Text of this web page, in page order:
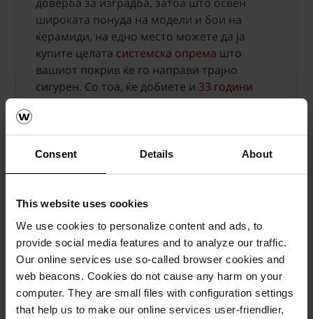
Consent Details About
This website uses cookies
We use cookies to personalize content and ads, to
provide social media features and to analyze our traffic.
Our online services use so-called browser cookies and
web beacons. Cookies do not cause any harm on your
computer. They are small files with configuration settings
that help us to make our online services user-friendlier,
широката понуда на модели и бои на
ќерамиди, на едно место можете да ја
купите целата системска опрема што
вашиот покрив ќе го направи трајно
сигурен. Со тоа, ќе добиете и 33 години
гаранција, а елементите за дополнителна
на вашиот дом да ги издржи и најсилните
налети на ветер (и до 210 км/ч) или да
издржи поголема количина на снег без да
поткровје.
Инспирирајте се за вашиот нов покрив од
галеријата нареферентни објекти со
покриви од Tondach.